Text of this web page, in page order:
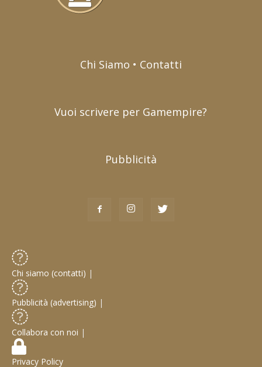
Chi Siamo • Contatti
Vuoi scrivere per Gamempire?
Pubblicità
Chi siamo (contatti) |
Pubblicità (advertising) |
Collabora con noi |
Privacy Policy